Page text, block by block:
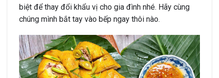
biệt để thay đổi khẩu vị cho gia đình nhé. Hãy cùng
chúng mình bắt tay vào bếp ngay thôi nào.